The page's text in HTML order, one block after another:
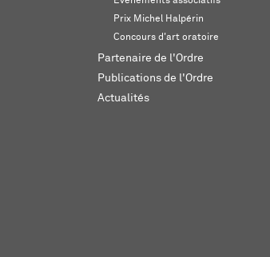
Prix Michel Halpérin
Concours d'art oratoire
Partenaire de l'Ordre
Publications de l'Ordre
Actualités